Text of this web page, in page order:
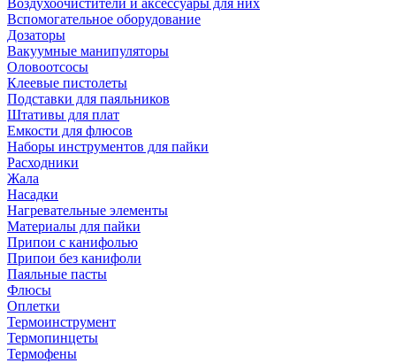
Воздухоочистители и аксессуары для них
Вспомогательное оборудование
Дозаторы
Вакуумные манипуляторы
Оловоотсосы
Клеевые пистолеты
Подставки для паяльников
Штативы для плат
Емкости для флюсов
Наборы инструментов для пайки
Расходники
Жала
Насадки
Нагревательные элементы
Материалы для пайки
Припои с канифолью
Припои без канифоли
Паяльные пасты
Флюсы
Оплетки
Термоинструмент
Термопинцеты
Термофены